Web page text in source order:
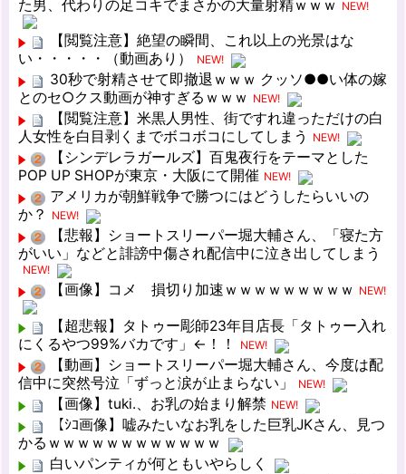
た男、代わりの足コキでまさかの大量射精ｗｗｗ NEW!
【閲覧注意】絶望の瞬間、これ以上の光景はな
い・・・・・（動画あり）
NEW!
30秒で射精させて即撤退ｗｗｗ クッソ●●い体の嫁
とのセ○クス動画が神すぎるｗｗｗ NEW!
【閲覧注意】米黒人男性、街ですれ違っただけの白
人女性を白目剥くまでボコボコにしてしまう
NEW!
【シンデレラガールズ】百鬼夜行をテーマとした
POP UP SHOPが東京・大阪にて開催 NEW!
アメリカが朝鮮戦争で勝つにはどうしたらいいの
か？
NEW!
【悲報】ショートスリーパー堀大輔さん、「寝た方
がいい」などと誹謗中傷され配信中に泣き出してしまう
NEW!
【画像】コメ 損切り加速ｗｗｗｗｗｗｗｗｗ NEW!
【超悲報】タトゥー彫師23年目店長「タトゥー入れ
にくるやつ99%バカです」←！！
NEW!
【動画】ショートスリーパー堀大輔さん、今度は配
信中に突然号泣「ずっと涙が止まらない」
NEW!
【画像】tuki.、お乳の始まり解禁 NEW!
【ｼｺ画像】嘘みたいなお乳をした巨乳JKさん、見つ
かるｗｗｗｗｗｗｗｗｗｗｗｗ
白いパンティが何ともいやらしく